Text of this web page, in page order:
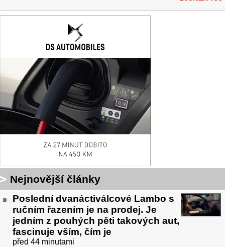
Nejnovější články
Poslední dvanáctiválcové Lambo s
ručním řazením je na prodej. Je
jedním z pouhých pěti takových aut,
fascinuje vším, čím je
před 44 minutami